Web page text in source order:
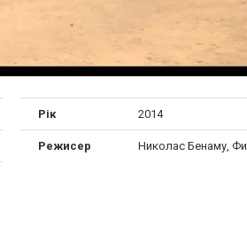
Рік 2014
Режисер Николас Бенаму,